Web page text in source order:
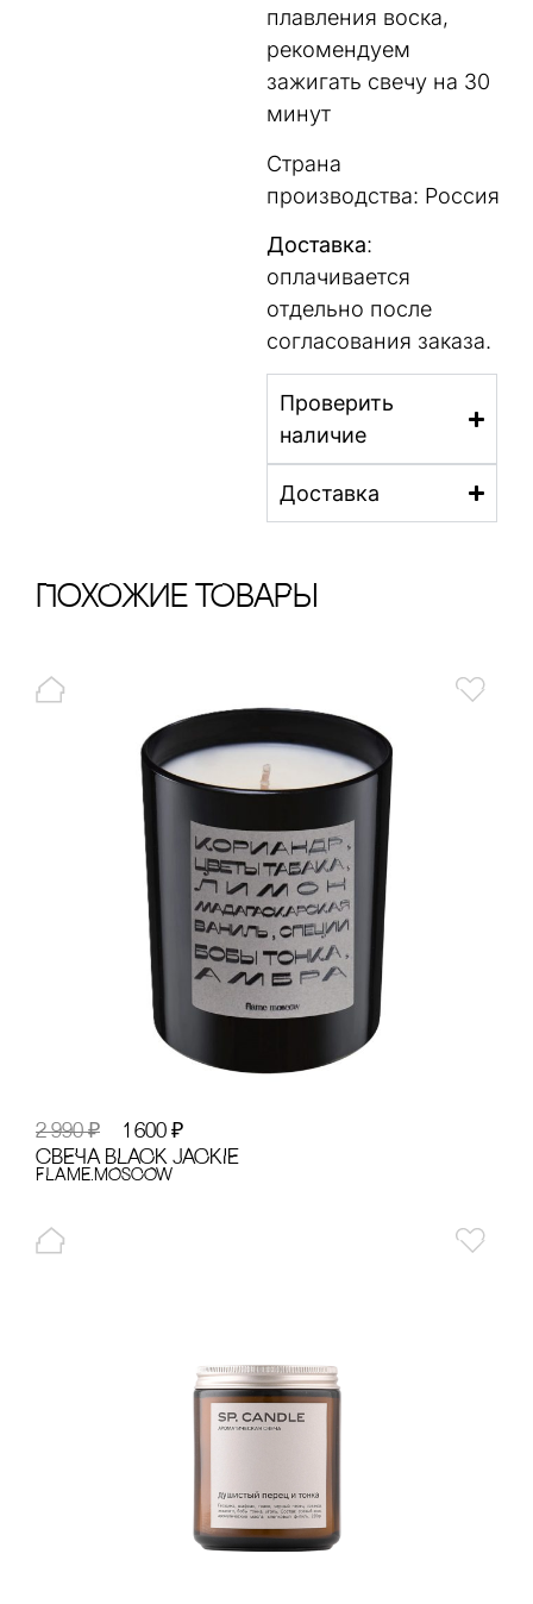
плавления воска,
рекомендуем
зажигать свечу на 30
минут
Страна
производства: Россия
Доставка:
оплачивается
отдельно после
согласования заказа.
Проверить
наличие
Доставка
ПохОжИе тОваРы
2 990₽ 1 600 ₽
сВЕЧА BLACK JACKIE
FLAME.MOSCOW